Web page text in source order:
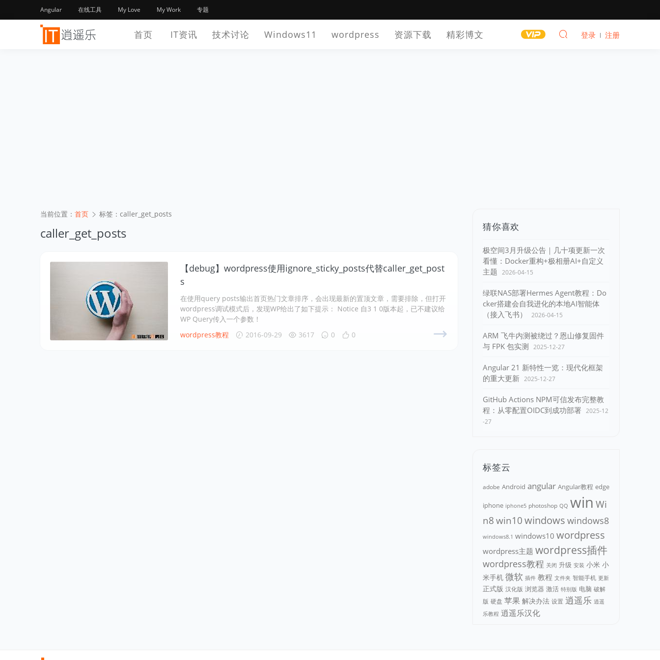
Angular 在线工具 My Love My Work 专题
首页 IT资讯 技术讨论 Windows11 wordpress 资源下载 精彩博文 登录 注册
当前位置： 首页 标签：caller_get_posts
caller_get_posts
【debug】wordpress使用ignore_sticky_posts代替caller_get_post
s
在使用query posts输出首页热门文章排序，会出现最新的置顶文章，需要排除，但打开
wordpress调试模式后，发现WP给出了如下提示： Notice 自3 1 0版本起，已不建议给
WP Query传入一个参数！
wordpress教程
2016-09-29 3617 0 0
猜你喜欢
极空间3月升级公告｜几十项更新一次
看懂：Docker重构+极相册AI+自定义
主题 2026-04-15
绿联NAS部署Hermes Agent教程：Do
cker搭建会自我进化的本地AI智能体
（接入飞书）
2026-04-15
ARM 飞牛内测被绕过？恩山修复固件
与 FPK 包实测 2025-12-27
Angular 21 新特性一览：现代化框架
的重大更新 2025-12-27
GitHub Actions NPM可信发布完整教
程：从零配置OIDC到成功部署 2025-12
-27
标签云
adobe Android angular Angular教程 edge
iphone iphone5 photoshop QQ win Wi
n8win10windows windows8
windows8.1 windows10 wordpress
wordpress主题 wordpress插件
wordpress教程 关闭 升级 安装 小米 小
米手机 微软 插件 教程 文件夹 智能手机 更新
正式版 汉化版 浏览器 激活 特别版 电脑 破解
版 硬盘 苹果 解决办法 设置 逍遥乐 逍遥
乐教程 逍遥乐汉化